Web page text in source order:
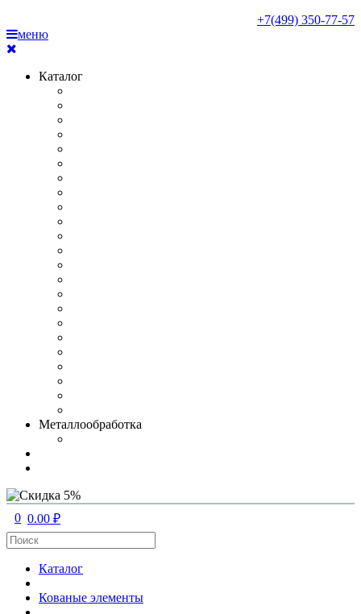
+7(499) 350-77-57
меню
Каталог
Металлообработка
0 0.00 ₽
Каталог
Кованые элементы